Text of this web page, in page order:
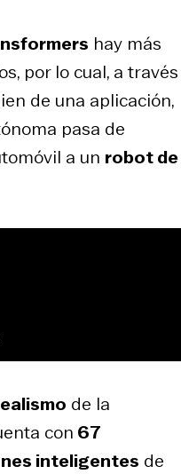
hay más
por lo cual, a través
de una aplicación,
pasa de
a un robot de
de la
con 67
inteligentes de